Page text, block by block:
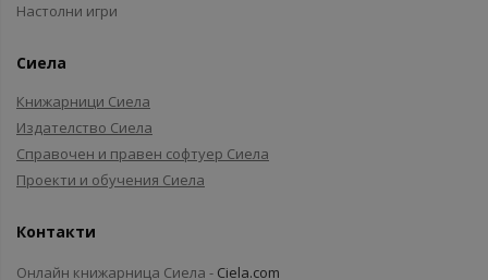
Настолни игри
Сиела
Книжарници Сиела
Издателство Сиела
Справочен и правен софтуер Сиела
Проекти и обучения Сиела
Контакти
Онлайн книжарница Сиела - Ciela.com